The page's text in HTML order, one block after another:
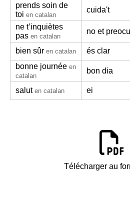
prends soin de
toi en catalan
cuida't
ne t’inquiètes
pas en catalan
no et
bien sûr en catalan
és clar
bonne journée en
catalan
bon dia
salut en catalan ei
Télécharger au